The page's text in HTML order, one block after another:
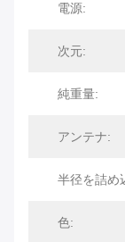
電源:
次元:
純重量:
アンテナ:
半径を詰め
色: